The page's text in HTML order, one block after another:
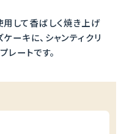
して香ばしく焼き上げ
ーキに、シャンティクリ
レートです。